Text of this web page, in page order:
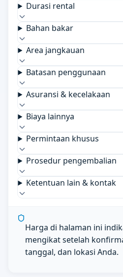
Durasi rental
Bahan bakar
Area jangkauan
Batasan penggunaan
Asuransi & kecelakaan
Biaya lainnya
Permintaan khusus
Prosedur pengembalian
Ketentuan lain & kontak
Harga di halaman ini
mengikat setelah
tanggal, dan lokasi Anda.